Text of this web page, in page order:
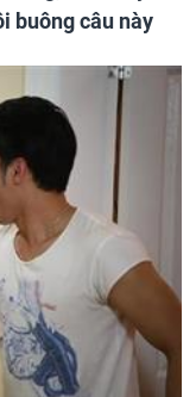
buông câu này